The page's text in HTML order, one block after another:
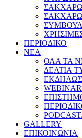
ΠΕΡΙΟΔΙΚΟ
ΝΕΑ
ΟΛΑ ΤΑ
ΔΕΛΤΙΑ
GALLERY
ΕΠΙΚΟΙΝΩΝΙΑ